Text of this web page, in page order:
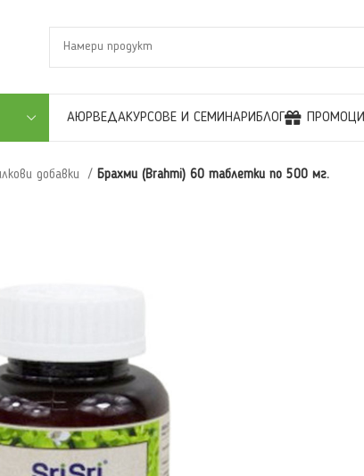
АЮРВЕДАКУРСОВЕ И СЕМИНАРИБЛОГ
добавки Брахми (Brahmi) 60 таблетки по 500 мг.